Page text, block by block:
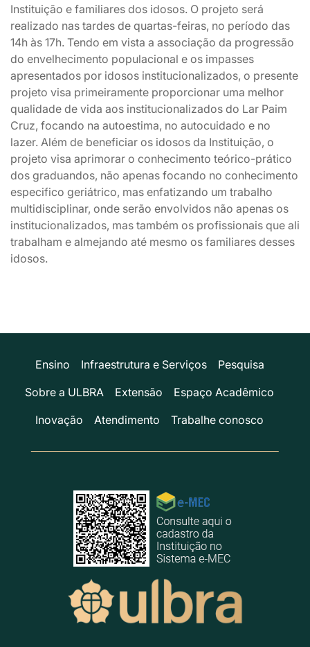
Instituição e familiares dos idosos. O projeto será
realizado nas tardes de quartas-feiras, no período das
14h às 17h. Tendo em vista a associação da progressão
do envelhecimento populacional e os impasses
apresentados por idosos institucionalizados, o presente
projeto visa primeiramente proporcionar uma melhor
qualidade de vida aos institucionalizados do Lar Paim
Cruz, focando na autoestima, no autocuidado e no
lazer. Além de beneficiar os idosos da Instituição, o
projeto visa aprimorar o conhecimento teórico-prático
dos graduandos, não apenas focando no conhecimento
especifico geriátrico, mas enfatizando um trabalho
multidisciplinar, onde serão envolvidos não apenas os
institucionalizados, mas também os profissionais que ali
trabalham e almejando até mesmo os familiares desses
idosos.
Ensino Infraestrutura e Serviços
Pesquisa
Sobre a ULBRA
Extensão
Espaço Acadêmico
Inovação
Atendimento Trabalhe conosco